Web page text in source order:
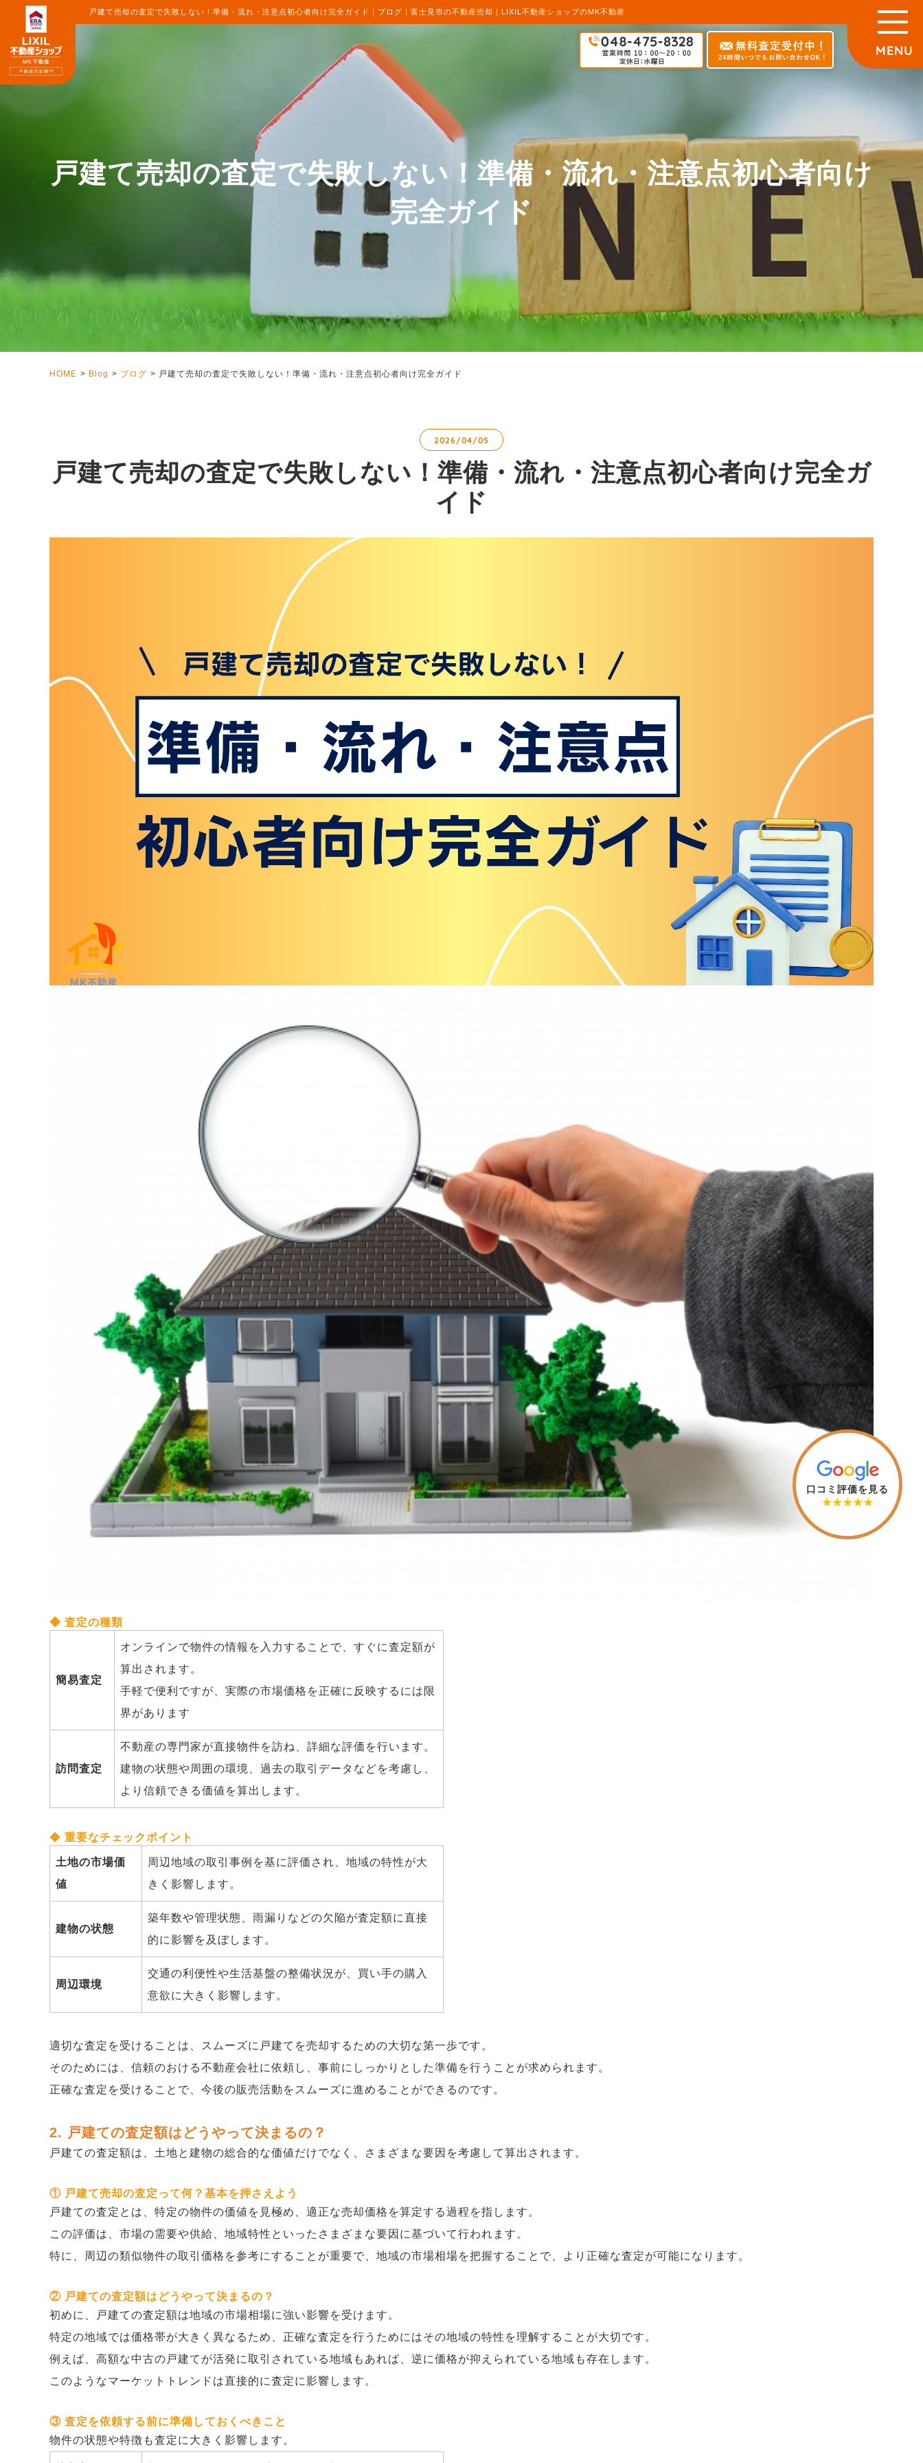
口コミ評価を見る
★★★★★
戸建て売却の査定で失敗しない！準備・流れ・注意点初心者向け完全ガイド｜ブログ｜富士見市の不動産売却｜LIXIL不動産ショップのMK不動産
戸建て売却の査定で失敗しない！準備・流れ・注意点初心者向け
完全ガイド
HOME Blog ブログ 戸建て売却の査定で失敗しない！準備・流れ・注意点初心者向け完全ガイド
2026/04/05
戸建て売却の査定で失敗しない！準備・流れ・注意点初心者向け完全ガ
イド
戸建ての売却を検討している方にとって、「査定」は避けて通れない大切な作業です。
しかし、初めて戸建てを売却する場合、「査定って具体的に何をするの？」「査定額はどうやって決まるの？」「何を準備すればいいの？」といった疑問や
適切な査定を受けることは、満足のいく売却価格を実現し、スムーズな取引を進めるための第一歩となります。
ここでは、戸建て売却における査定の基本から実際の手順、失敗しないためのコツまで、初心者の方にもわかりやすくご紹介します。
これから戸建ての売却を検討されている方は、ぜひ参考にしてください。
1. 戸建て売却の査定って何？基本を押さえよう
戸建てを売却する際に必ず実施するべき「査定」とは、専門の不動産業者があなたの戸建て物件の現在の市場価値を評価する作業を指します。
この査定は、最適な販売価格を設定するために非常に重要なステップとなります。
査定を通じて、あなたの戸建ての相場感を把握し、効果的な売却戦略を立てることが可能になります。
市場における競争力を保ちながら、売主にとっても合
理的な価格を見極めることができます。
売却期間の短
適切な価格を設定することで、価格の無駄な下落を避
け、売却が迅速に進みます。
資産価値の確
所有している不動産の現在の価値を把握し、将来的な
◆ 査定の種類
簡易査定
オンラインで物件の情報を入力することで、すぐに査定額が
算出されます。
手軽で便利ですが、実際の市場価格を正確に反映するには限
界があります
訪問査定
不動産の専門家が直接物件を訪ね、詳細な評価を行います。
建物の状態や周囲の環境、過去の取引データなどを考慮し、
より信頼できる価値を算出します。
◆ 重要なチェックポイント
土地の市場価
値
周辺地域の取引事例を基に評価され、地域の特性が大
きく影響します。
建物の状態
築年数や管理状態、雨漏りなどの欠陥が査定額に直接
的に影響を及ぼします。
周辺環境
交通の利便性や生活基盤の整備状況が、買い手の購入
意欲に大きく影響します。
適切な査定を受けることは、スムーズに戸建てを売却するための大切な第一歩です。
そのためには、信頼のおける不動産会社に依頼し、事前にしっかりとした準備を行うことが求められます。
正確な査定を受けることで、今後の販売活動をスムーズに進めることができるのです。
2. 戸建ての査定額はどうやって決まるの？
戸建ての査定額は、土地と建物の総合的な価値だけでなく、さまざまな要因を考慮して算出されます。
① 戸建て売却の査定って何？基本を押さえよう
戸建ての査定とは、特定の物件の価値を見極め、適正な売却価格を算定する過程を指します。
この評価は、市場の需要や供給、地域特性といったさまざまな要因に基づいて行われます。
特に、周辺の類似物件の取引価格を参考にすることが重要で、地域の市場相場を把握することで、より正確な査定が可能になります。
② 戸建ての査定額はどうやって決まるの？
初めに、戸建ての査定額は地域の市場相場に強い影響を受けます。
特定の地域では価格帯が大きく異なるため、正確な査定を行うためにはその地域の特性を理解することが大切です。
例えば、高額な中古の戸建てが活発に取引されている地域もあれば、逆に価格が抑えられている地域も存在します。
このようなマーケットトレンドは直接的に査定に影響します。
③ 査定を依頼する前に準備しておくべきこと
物件の状態や特徴も査定に大きく影響します。